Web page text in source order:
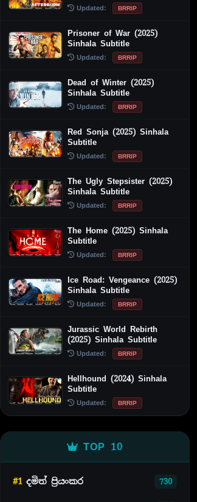
Updated: BRRIP
Prisoner of War (2025)
Sinhala Subtitle
Updated: BRRIP
Dead of Winter (2025)
Sinhala Subtitle
Updated: BRRIP
Red Sonja (2025) Sinhala
Subtitle
Updated: BRRIP
The Ugly Stepsister (2025)
Sinhala Subtitle
Updated: BRRIP
The Home (2025) Sinhala
Subtitle
Updated: BRRIP
Ice Road: Vengeance (2025)
Sinhala Subtitle
Updated: BRRIP
Jurassic World Rebirth
(2025) Sinhala Subtitle
Updated: BRRIP
Hellhound (2024) Sinhala
Subtitle
Updated: BRRIP
TOP 10
#1 දමිත් ප්‍රියංකර 730